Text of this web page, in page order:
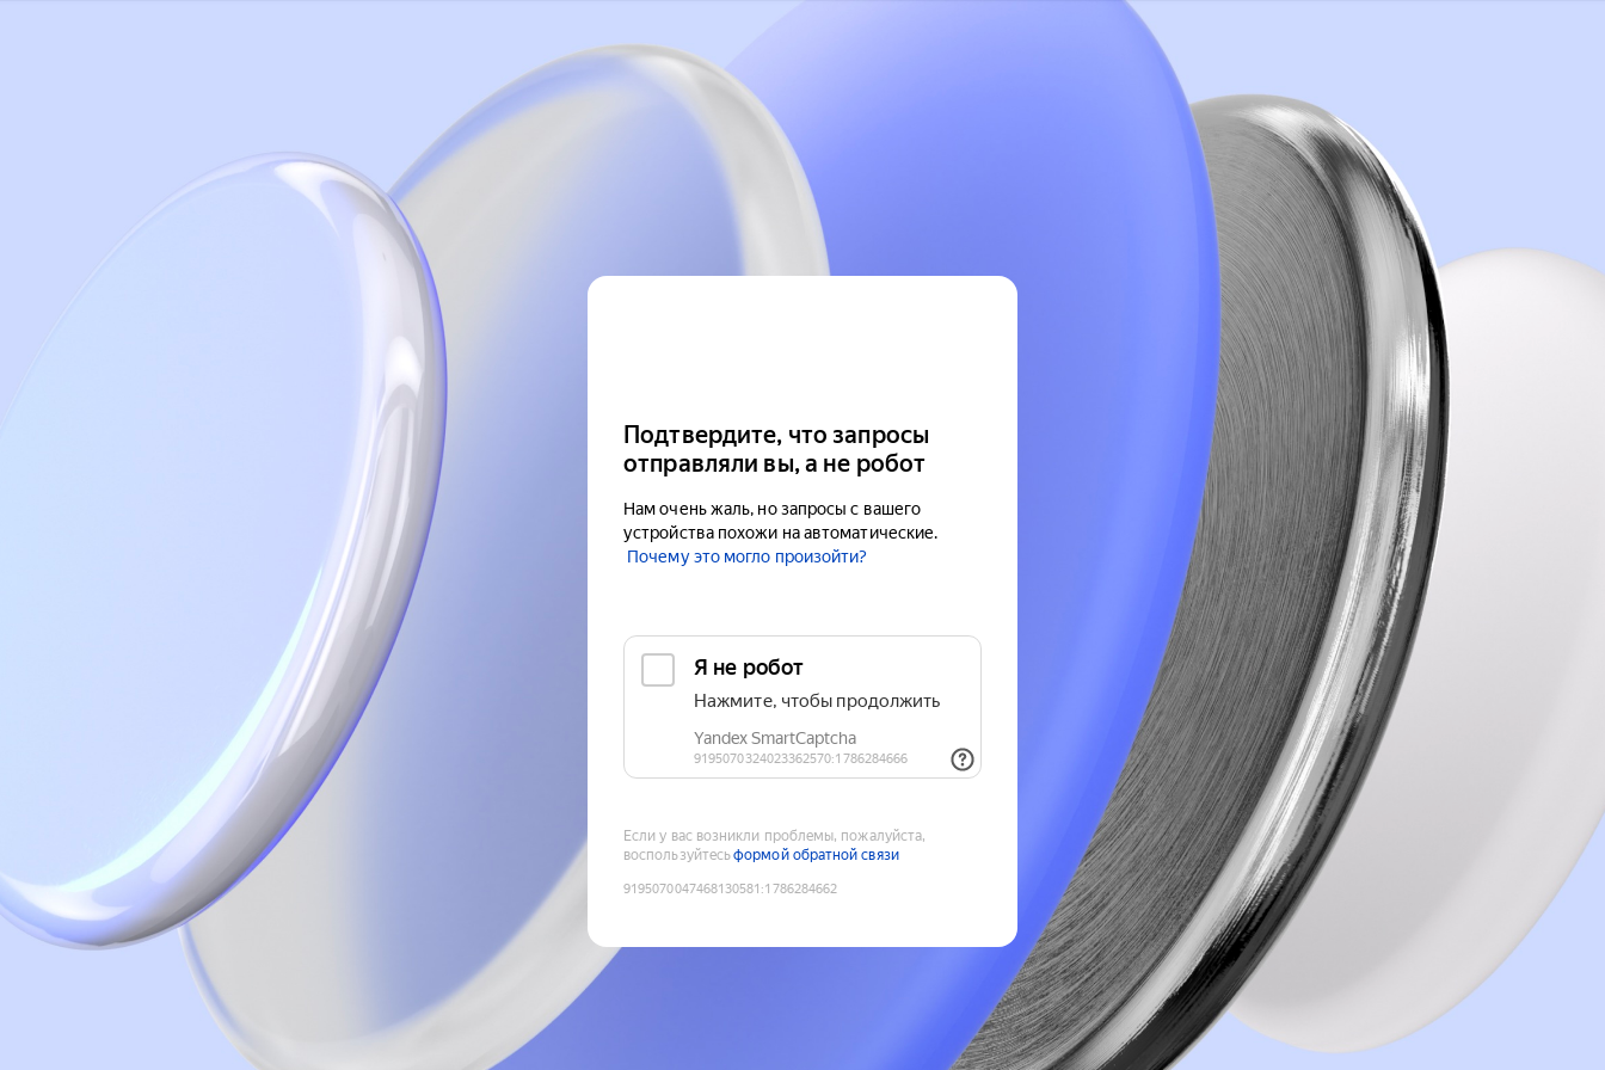
Подтвердите, что запросы
отправляли вы, а не робот
Нам очень жаль, но запросы с вашего
устройства похожи на автоматические.
Почему это могло произойти?
Если у вас возникли проблемы, пожалуйста,
воспользуйтесьформой обратной связи
9195070047468130581 :1786284662